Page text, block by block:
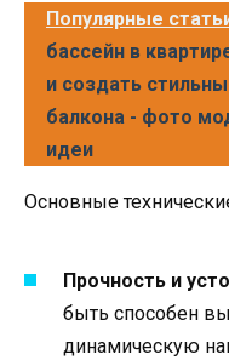
Популярные
бассейн в
и создать
балкона - фото
идеи
Основные
Прочность и
быть способен
динамическую